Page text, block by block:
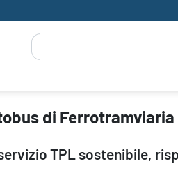
di Ferrotramviaria
TPL sostenibile,